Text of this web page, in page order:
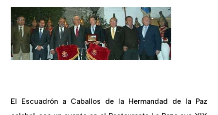
El Escuadrón a Caballos de la Hermandad de la Paz